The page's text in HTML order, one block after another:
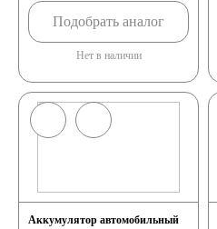
кассовых аппаратов
Электро и гольф
Электропогрузчики
Подобрать аналог
Нет в наличии
Аккумулятор автомобильный